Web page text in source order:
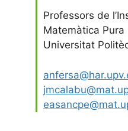
Professors de
Matemàtica Pura
Universitat